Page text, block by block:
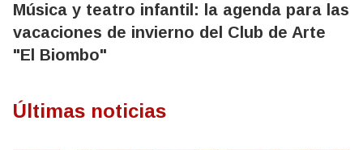
Música y teatro infantil: la agenda para las
vacaciones de invierno del Club de Arte
"El Biombo"
Últimas noticias